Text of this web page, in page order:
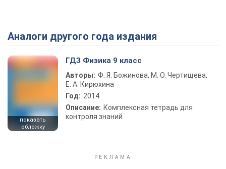
Play Video
Аналоги другого года издания
показать
обложку
ГДЗ Физика 9 класс
Авторы: Ф. Я. Божинова, М. О. Чертищева,
Е. А. Кирюхина
Год: 2014
Описание: Комплексная тетрадь для
контроля знаний